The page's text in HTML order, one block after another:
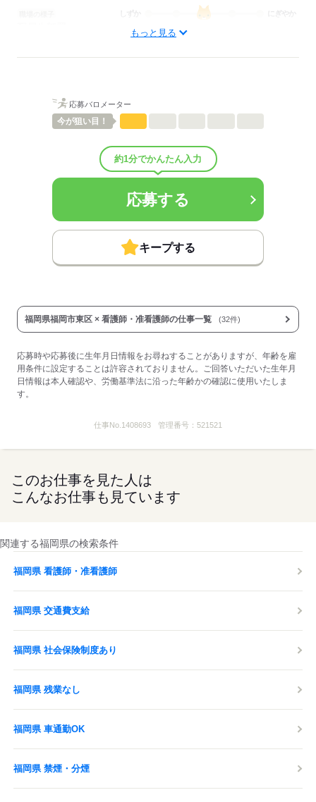
にぎやか
■試用期間の待遇変更有無：無
■試用期間中の労働条件：■その他福利厚生：
・就業条件により加入保険変動あり
・年2回処遇改善加算の配分あり
・雇用期間満了後、1年単位の更新あり
・正社員登用の道あり
・マイカー通勤：無料駐車場あり
■その他手当：
●資格手当：60円～120円
※勤務実績に応じて年2回処遇改善加算の支給あり
■受動喫煙防止措置：
応募する
もっと見る
応募バロメーター
今が狙い目！
約1分でかんたん入力
応募する
キープする
福岡県福岡市東区 × 看護師・准看護師の仕事一覧 (32件)
応募時や応募後に生年月日情報をお尋ねすることがありますが、年齢を雇
用条件に設定することは許容されておりません。ご回答いただいた生年月
日情報は本人確認や、労働基準法に沿った年齢かの確認に使用いたしま
す。
仕事No. 1408693 管理番号： 521521
このお仕事を見た人は
こんなお仕事も見ています
関連する福岡県の検索条件
福岡県 看護師・准看護師
福岡県 交通費支給
福岡県 社会保険制度あり
福岡県 残業なし
福岡県 車通勤OK
福岡県 禁煙・分煙